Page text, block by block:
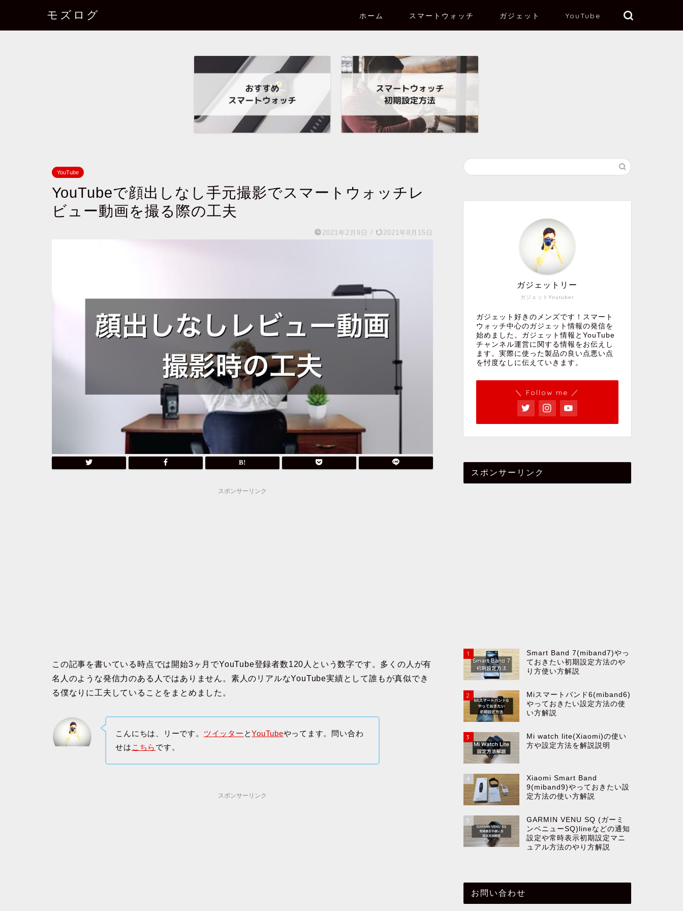
モズログ ホーム スマートウォッチ ガジェット YouTube
YouTube
YouTubeで顔出しなし手元撮影でスマートウォッチレ
ビュー動画を撮る際の工夫
2021年2月9日 / 2021年8月15日
スポンサーリンク
この記事を書いている時点では開始3ヶ月でYouTube登録者数120人という数字です。多くの人が有
名人のような発信力のある人ではありません。素人のリアルなYouTube実績として誰もが真似でき
る僕なりに工夫していることをまとめました。
こんにちは、リーです。 ツイッター とYouTubeやってます。問い合わ
せは こちら です。
スポンサーリンク
ガジェットYoutuber
ガジェットリー
ガジェット好きのメンズです！スマート
ウォッチ中心のガジェット情報の発信を
始めました。ガジェット情報とYouTube
チャンネル運営に関する情報をお伝えし
ます。実際に使った製品の良い点悪い点
を忖度なしに伝えていきます。
＼ Follow me ／
スポンサーリンク
1
Smart Band 7(miband7)やっ
ておきたい初期設定方法のや
り方使い方解説
2
Miスマートバンド6(miband6)
やっておきたい設定方法の使
い方解説
3
Mi watch lite(Xiaomi)の使い
方や設定方法を解説説明
4
Xiaomi Smart Band
9(miband9)やっておきたい設
定方法の使い方解説
5
GARMIN VENU SQ (ガーミ
ンベニューSQ)lineなどの通知
設定や常時表示初期設定マニ
ュアル方法のやり方解説
お問い合わせ